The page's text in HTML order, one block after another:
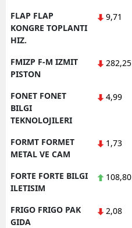
FLAP FLAP
KONGRE TOPLANTI
HIZ.
9,71
FMIZP F-M IZMIT
PISTON
282,25
FONET FONET
BILGI
TEKNOLOJILERI
4,99
FORMT FORMET
METAL VE CAM
1,73
FORTE FORTE BILGI
ILETISIM
108,80
FRIGO FRIGO PAK
GIDA
2,08